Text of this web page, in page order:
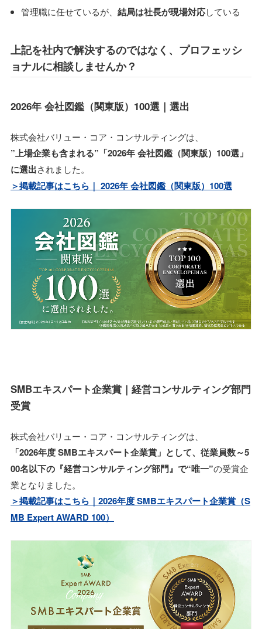
管理職に任せているが、 結局は社長が現場対応している
上記を社内で解決するのではなく、プロフェッシ
ョナルに相談しませんか？
2026年 会社図鑑（関東版）100選｜選出
株式会社バリュー・コア・コンサルティングは、
”上場企業も含まれる”「2026年 会社図鑑（関東版）100選」
に選出されました。
＞掲載記事はこちら｜ 2026年 会社図鑑（関東版）100選
SMBエキスパート企業賞｜経営コンサルティング部門
受賞
株式会社バリュー・コア・コンサルティングは、
「2026年度 SMBエキスパート企業賞」として、従業員数～5
00名以下の『経営コンサルティング部門』で“唯一”の受賞企
業となりました。
＞掲載記事はこちら｜2026年度 SMBエキスパート企業賞（S
MB Expert AWARD 100）